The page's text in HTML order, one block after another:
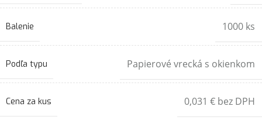
Balenie 1000 ks
Podľa typu Papierové vrecká s okienkom
Cena za kus 0,031 € bez DPH